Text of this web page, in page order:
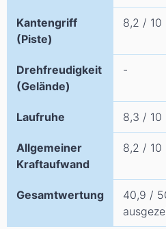
Kantengriff
(Piste)
8,2 / 10
Drehfreudigkeit
(Gelände)
-
Laufruhe 8,3 / 10
Allgemeiner
Kraftaufwand
8,2 / 10
Gesamtwertung
40,9 /